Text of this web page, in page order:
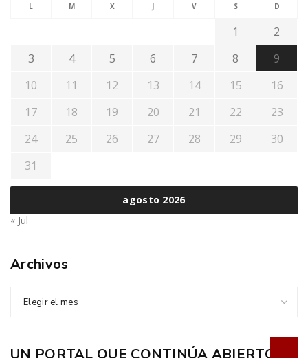
agosto 2026
L M X J V S D
1
2
3
4 5 6 7 8
9
10
11 12 13 14 15
16
17
18 19 20 21 22
23
24
25 26 27 28 29
30
31
« Jul
Archivos
Elegir el mes
UN PORTAL QUE CONTINÚA ABIERTO A